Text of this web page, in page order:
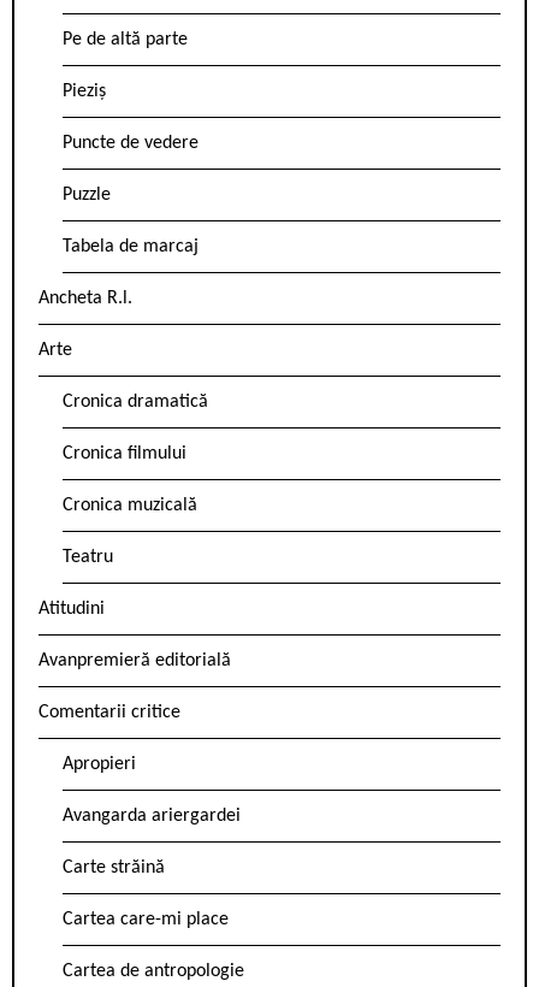
Pe de altă parte
Pieziș
Puncte de vedere
Puzzle
Tabela de marcaj
Ancheta R.l.
Arte
Cronica dramatică
Cronica filmului
Cronica muzicală
Teatru
Atitudini
Avanpremieră editorială
Comentarii critice
Apropieri
Avangarda ariergardei
Carte străină
Cartea care-mi place
Cartea de antropologie